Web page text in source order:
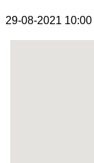
29-08-2021 10:00